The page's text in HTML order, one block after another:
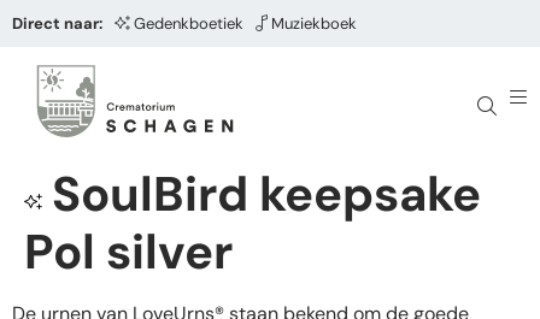
Direct naar: Gedenkboetiek Muziekboek
SoulBird keepsake
Pol silver
De urnen van LoveUrns® staan bekend om de goede